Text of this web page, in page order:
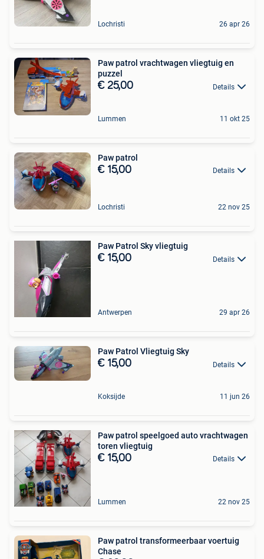
Lochristi 26 apr 26
Paw patrol vrachtwagen vliegtuig en
puzzel
€ 25,00 Details
Lummen 11 okt 25
Paw patrol
€ 15,00 Details
Lochristi 22 nov 25
Paw Patrol Sky vliegtuig
€ 15,00 Details
Antwerpen 29 apr 26
Paw Patrol Vliegtuig Sky
€ 15,00 Details
Koksijde 11 jun 26
Paw patrol speelgoed auto vrachtwagen
toren vliegtuig
€ 15,00 Details
Lummen 22 nov 25
Paw patrol transformeerbaar voertuig
Chase